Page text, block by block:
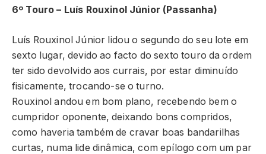
6º Touro – Luís Rouxinol Júnior (Passanha)
Luís Rouxinol Júnior lidou o segundo do seu lote em
sexto lugar, devido ao facto do sexto touro da ordem
ter sido devolvido aos currais, por estar diminuído
fisicamente, trocando-se o turno.
Rouxinol andou em bom plano, recebendo bem o
cumpridor oponente, deixando bons compridos,
como haveria também de cravar boas bandarilhas
curtas, numa lide dinâmica, com epílogo com um par